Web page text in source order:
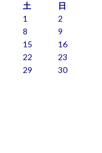
土
日
1
2
8
9
15
16
22
23
29
30